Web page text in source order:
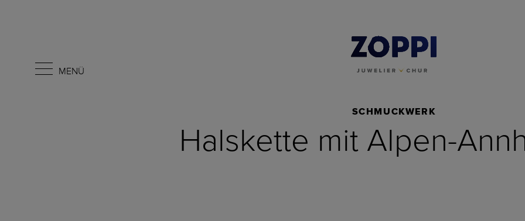
MENÜ
SCHMUCKWERK
Halskette mit Alpen-